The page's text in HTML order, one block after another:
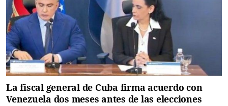
La fiscal general de Cuba firma acuerdo con
Venezuela dos meses antes de las elecciones